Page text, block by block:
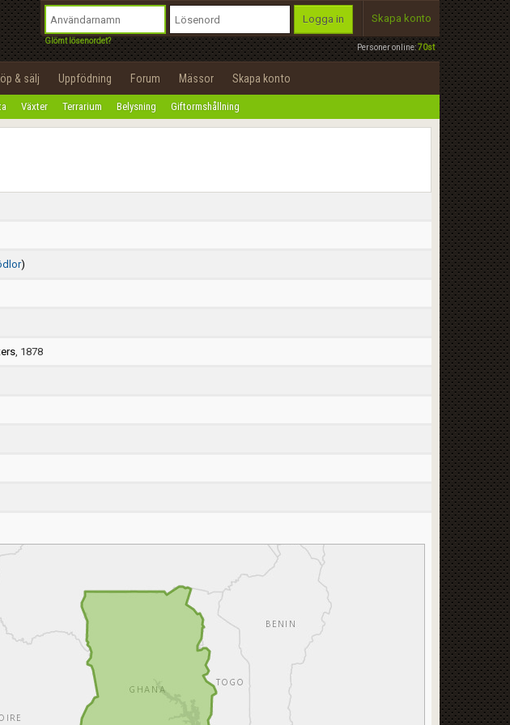
Personer online:70st
Logga in
Glömt lösenordet?
Skapa konto
& sälj Uppfödning Forum Mässor Skapa konto
Växter Terrarium Belysning Giftormshållning
)
, 1878
Privacy Policy
Tillbaka till förstasidan